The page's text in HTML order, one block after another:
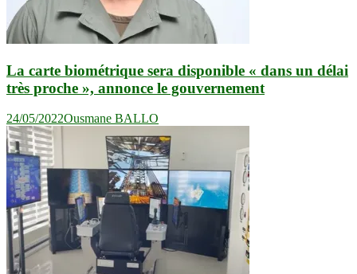
La carte biométrique sera disponible « dans un délai
très proche », annonce le gouvernement
24/05/2022Ousmane BALLO